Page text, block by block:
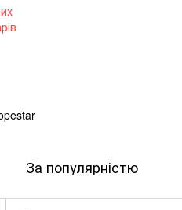
За популярністю